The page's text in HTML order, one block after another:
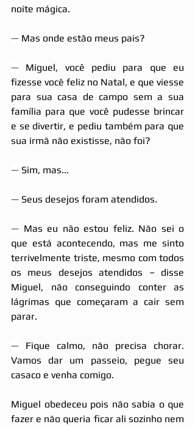
noite mágica.
— Mas onde estão meus pais?
— Miguel, você pediu para que eu
fizesse você feliz no Natal, e que viesse
para sua casa de campo sem a sua
família para que você pudesse brincar
e se divertir, e pediu também para que
sua irmã não existisse, não foi?
— Sim, mas...
— Seus desejos foram atendidos.
— Mas eu não estou feliz. Não sei o
que está acontecendo, mas me sinto
terrivelmente triste, mesmo com todos
os meus desejos atendidos – disse
Miguel, não conseguindo conter as
lágrimas que começaram a cair sem
parar.
— Fique calmo, não precisa chorar.
Vamos dar um passeio, pegue seu
casaco e venha comigo.
Miguel obedeceu pois não sabia o que
fazer e não queria ficar ali sozinho nem